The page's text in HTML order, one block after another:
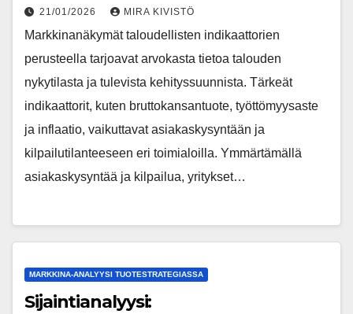
21/01/2026 MIRA KIVISTÖ
Markkinanäkymät taloudellisten indikaattorien
perusteella tarjoavat arvokasta tietoa talouden
nykytilasta ja tulevista kehityssuunnista. Tärkeät
indikaattorit, kuten bruttokansantuote, työttömyysaste
ja inflaatio, vaikuttavat asiakaskysyntään ja
kilpailutilanteeseen eri toimialoilla. Ymmärtämällä
asiakaskysyntää ja kilpailua, yritykset…
MARKKINA-ANALYYSI TUOTESTRATEGIASSA
Sijaintianalyysi: